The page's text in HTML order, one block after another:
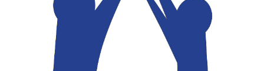
Blog CME
Proyek Terdahulu